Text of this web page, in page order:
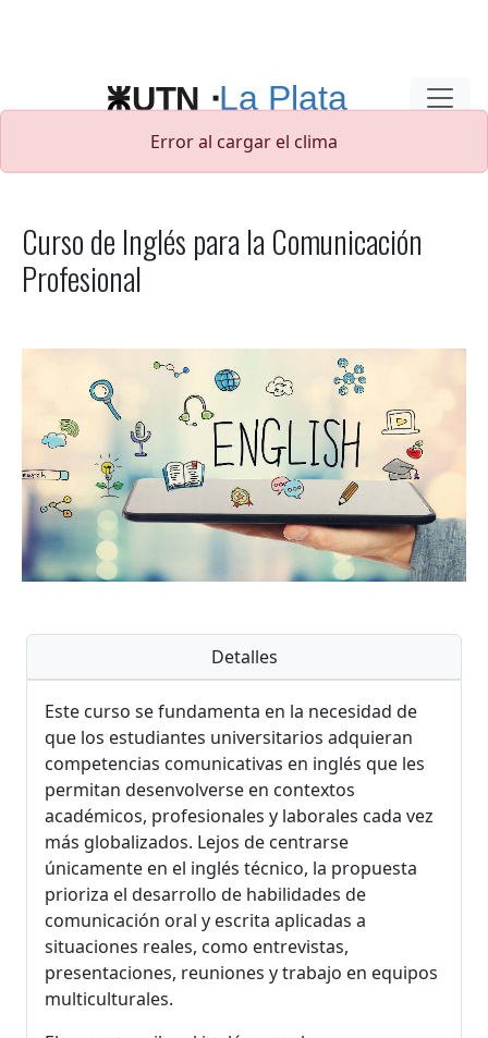
Error al cargar el clima
Curso de Inglés para la Comunicación
Profesional
Detalles
Este curso se fundamenta en la necesidad de
que los estudiantes universitarios adquieran
competencias comunicativas en inglés que les
permitan desenvolverse en contextos
académicos, profesionales y laborales cada vez
más globalizados. Lejos de centrarse
únicamente en el inglés técnico, la propuesta
prioriza el desarrollo de habilidades de
comunicación oral y escrita aplicadas a
situaciones reales, como entrevistas,
presentaciones, reuniones y trabajo en equipos
multiculturales.